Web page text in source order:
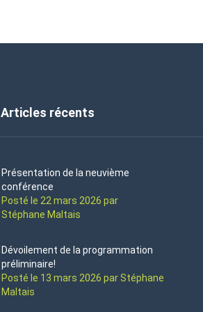
Articles récents
Présentation de la neuvième
conférence
Posté le 22 mars 2026 par
Stéphane Maltais
Dévoilement de la programmation
préliminaire!
Posté le 13 mars 2026 par Stéphane
Maltais